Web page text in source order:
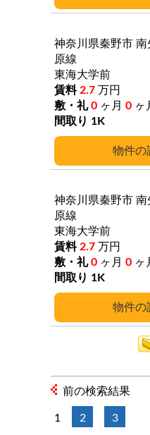
神奈川県秦野市 南
原線
東海大学前
2.7 万円
0 ヶ月 0 ヶ
1K
神奈川県秦野市 南
原線
東海大学前
2.7 万円
0 ヶ月 0 ヶ
1K
前の検索結果
1 2 3